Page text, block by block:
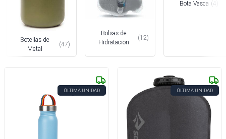
Botellas de
Metal
(47)
Bolsas de
Hidratacion
(12)
Bota Vasca (4
ÚLTIMA UNIDAD ÚLTIMA UNIDAD